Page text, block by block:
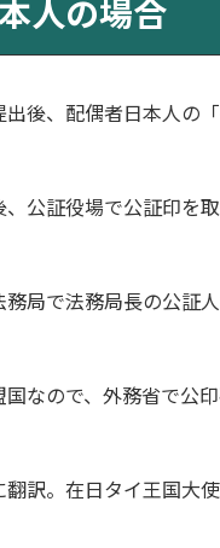
人の場合
出後、配偶者日本人の
、公証役場で公証印を
務局で法務局長の公証
なので、外務省で公印
翻訳。在日タイ王国大